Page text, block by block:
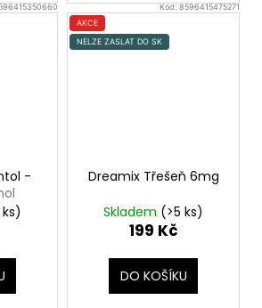
-
Kód: 8596415475271
AKCE
NELZE ZASLAT DO SK
Dreamix Třešeň 6mg
Skladem (>5 ks)
199 Kč
DO KOŠÍKU